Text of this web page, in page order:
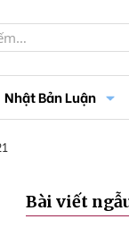
Nhật Bản Luận
Bài viết